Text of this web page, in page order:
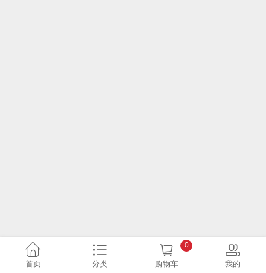
首页 分类 购物车
0
我的